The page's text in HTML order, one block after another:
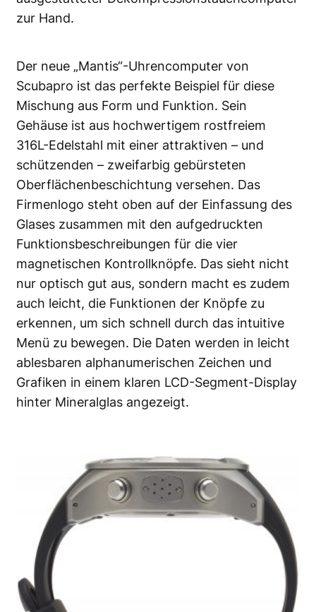
zur Hand.
Der neue „Mantis“-Uhrencomputer von
Scubapro ist das perfekte Beispiel für diese
Mischung aus Form und Funktion. Sein
Gehäuse ist aus hochwertigem rostfreiem
316L-Edelstahl mit einer attraktiven – und
schützenden – zweifarbig gebürsteten
Oberflächenbeschichtung versehen. Das
Firmenlogo steht oben auf der Einfassung des
Glases zusammen mit den aufgedruckten
Funktionsbeschreibungen für die vier
magnetischen Kontrollknöpfe. Das sieht nicht
nur optisch gut aus, sondern macht es zudem
auch leicht, die Funktionen der Knöpfe zu
erkennen, um sich schnell durch das intuitive
Menü zu bewegen. Die Daten werden in leicht
ablesbaren alphanumerischen Zeichen und
Grafiken in einem klaren LCD-Segment-Display
hinter Mineralglas angezeigt.